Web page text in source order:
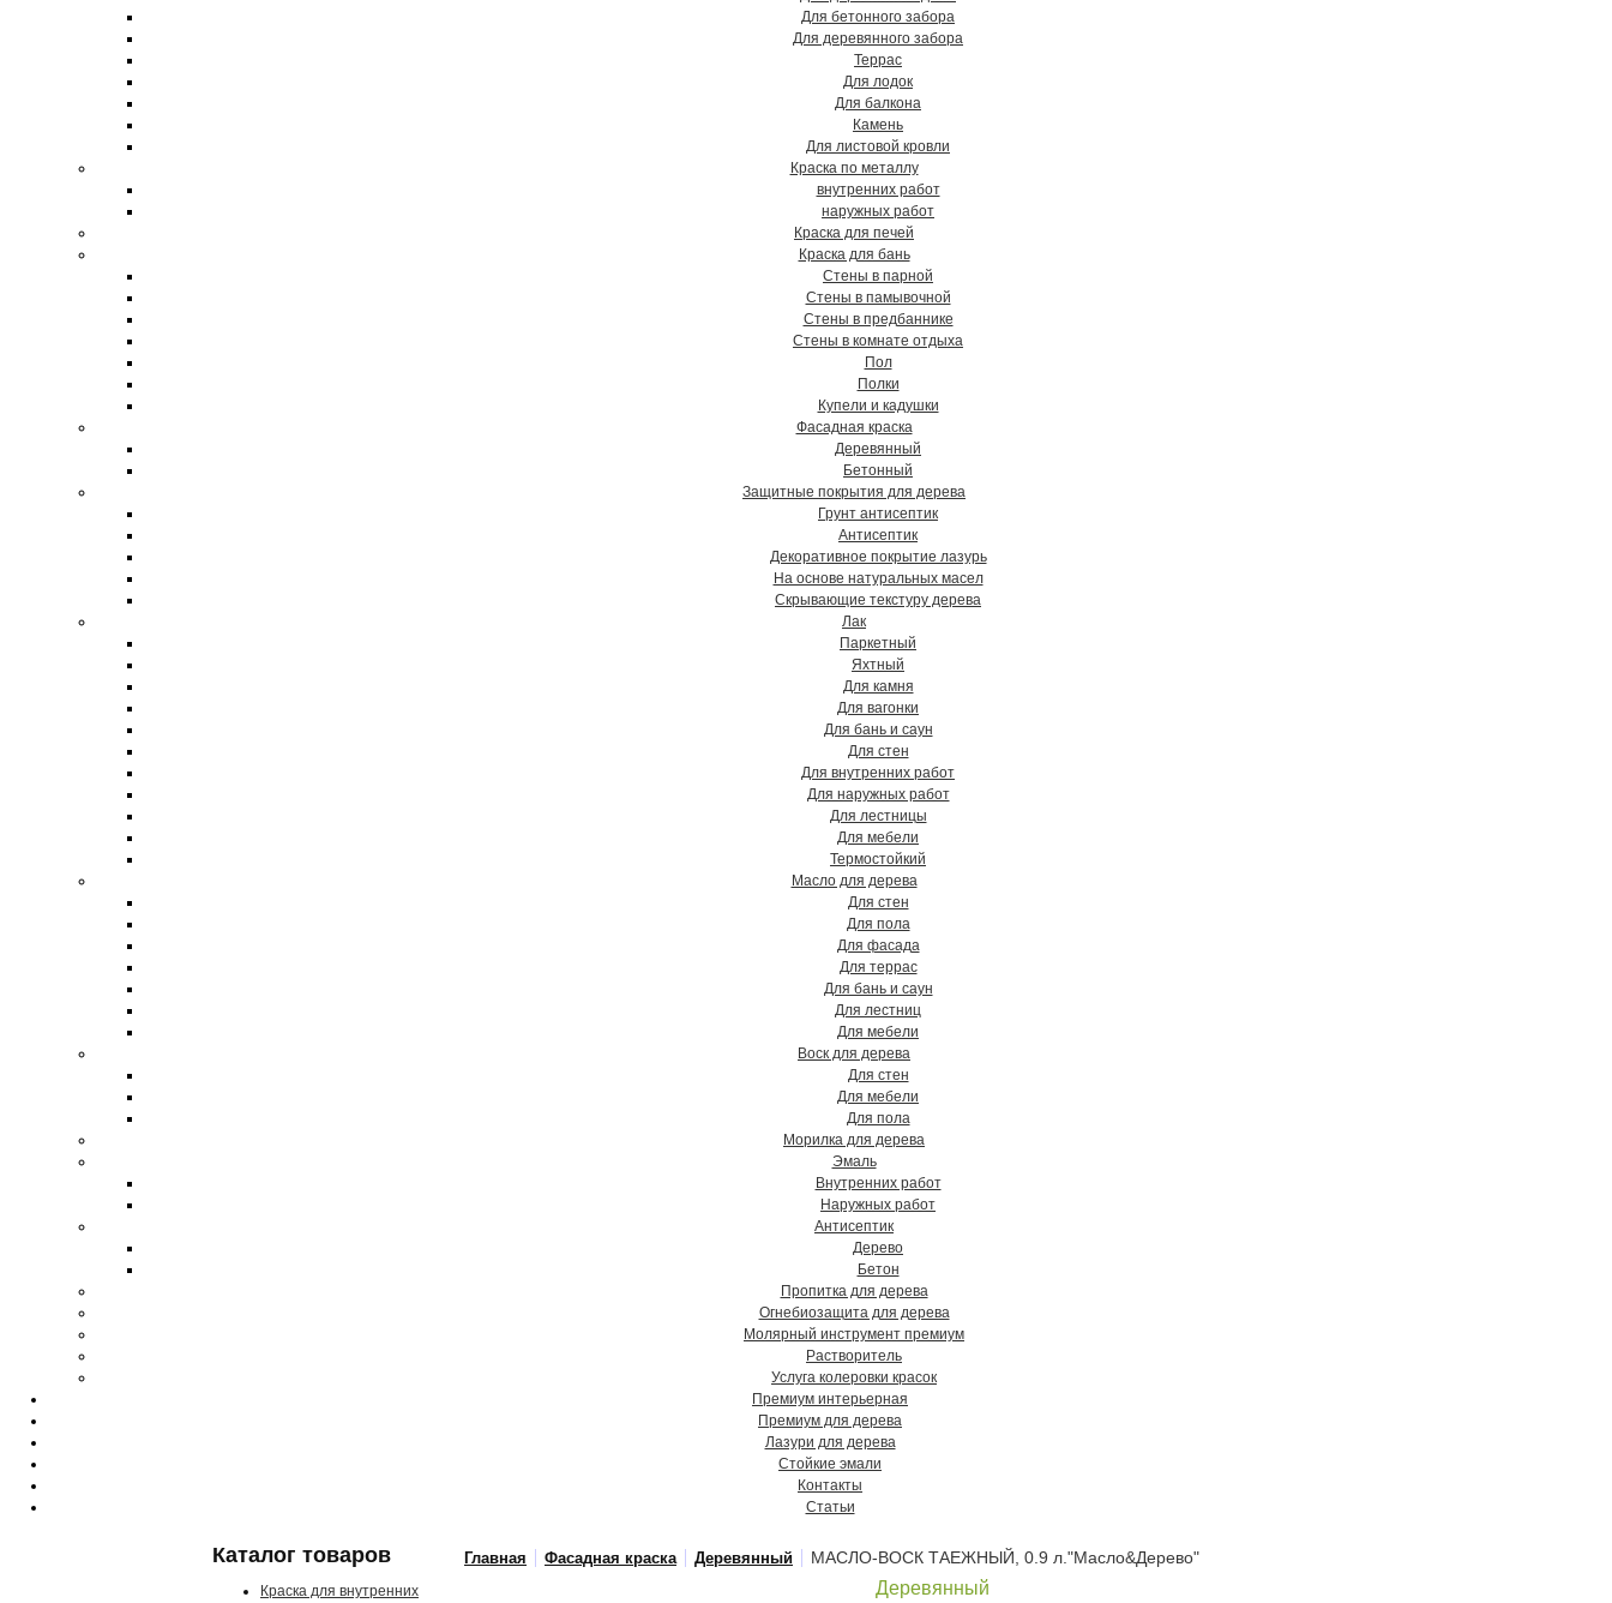
Для бетонного забора
Для деревянного забора
Террас
Для лодок
Для балкона
Камень
Для листовой кровли
Краска по металлу
внутренних работ
наружных работ
Краска для печей
Краска для бань
Стены в парной
Стены в памывочной
Стены в предбаннике
Стены в комнате отдыха
Пол
Полки
Купели и кадушки
Фасадная краска
Деревянный
Бетонный
Защитные покрытия для дерева
Грунт антисептик
Антисептик
Декоративное покрытие лазурь
На основе натуральных масел
Скрывающие текстуру дерева
Лак
Паркетный
Яхтный
Для камня
Для вагонки
Для бань и саун
Для стен
Для внутренних работ
Для наружных работ
Для лестницы
Для мебели
Термостойкий
Масло для дерева
Для стен
Для пола
Для фасада
Для террас
Для бань и саун
Для лестниц
Для мебели
Воск для дерева
Для стен
Для мебели
Для пола
Морилка для дерева
Эмаль
Внутренних работ
Наружных работ
Антисептик
Дерево
Бетон
Пропитка для дерева
Огнебиозащита для дерева
Молярный инструмент премиум
Растворитель
Услуга колеровки красок
Премиум интерьерная
Премиум для дерева
Лазури для дерева
Стойкие эмали
Контакты
Статьи
Каталог товаров
Краска для внутренних
Главная Фасадная краска Деревянный МАСЛО-ВОСК ТАЕЖНЫЙ, 0.9 л."Масло&Дерево"
Деревянный